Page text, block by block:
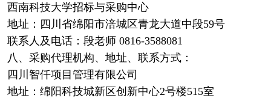
西南科技大学招标与采购中心
地址：四川省绵阳市涪城区青龙大道中段59号
联系人及电话：段老师 0816-3588081
八、采购代理机构、地址、联系方式：
四川智仟项目管理有限公司
地址：绵阳科技城新区创新中心2号楼515室